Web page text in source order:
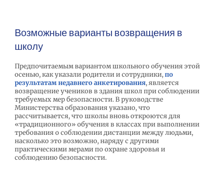
Возможные варианты возвращения в
школу
Предпочитаемым вариантом школьного обучения этой
осенью, как указали родители и сотрудники,по
результатам недавнего анкетирования, является
возвращение учеников в здания школ при соблюдении
требуемых мер безопасности. В руководстве
Министерства образования указано, что
рассчитывается, что школы вновь откроются для
«традиционного» обучения в классах при выполнении
требования о соблюдении дистанции между людьми,
насколько это возможно, наряду с другими
практическими мерами по охране здоровья и
соблюдению безопасности.